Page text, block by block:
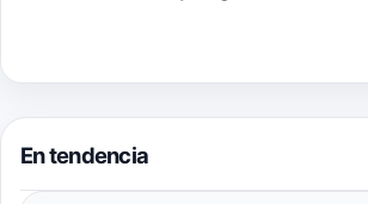
En tendencia